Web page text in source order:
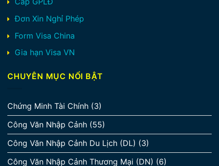
Đơn Xin Nghỉ Phép
Form Visa China
Gia hạn Visa VN
CHUYÊN MỤC NỔI BẬT
Chứng Minh Tài Chính (3)
Công Văn Nhập Cảnh (55)
Công Văn Nhập Cảnh Du Lịch (DL) (3)
Công Văn Nhập Cảnh Thương Mại (DN) (6)